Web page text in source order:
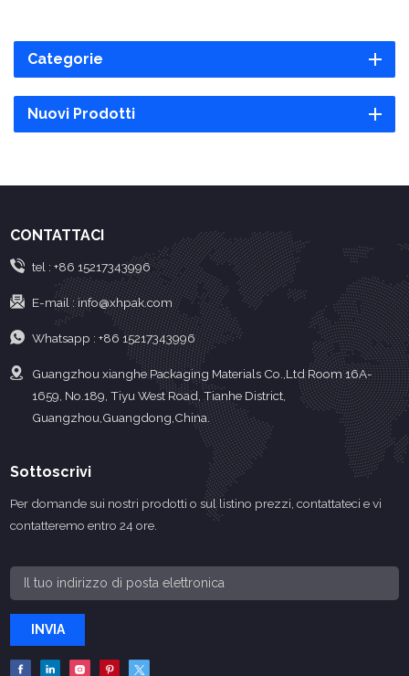
Categorie
Nuovi Prodotti
CONTATTACI
tel : +86 15217343996
E-mail :info@xhpak.com
Whatsapp : +86 15217343996
Guangzhou xianghe Packaging Materials Co.,Ltd Room 16A-
1659, No.189, Tiyu West Road, Tianhe District,
Guangzhou,Guangdong,China.
Sottoscrivi
Per domande sui nostri prodotti o sul listino prezzi, contattateci e vi
contatteremo entro 24 ore.
INVIA